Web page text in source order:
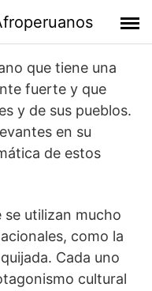
que tiene una
fuerte y que
y de sus pueblos.
en su
de estos
utilizan mucho
como la
Cada uno
cultural